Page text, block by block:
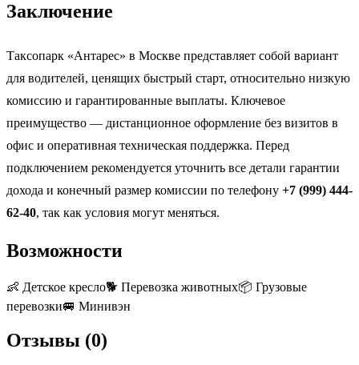
Заключение
Таксопарк «Антарес» в Москве представляет собой вариант
для водителей, ценящих быстрый старт, относительно низкую
комиссию и гарантированные выплаты. Ключевое
преимущество — дистанционное оформление без визитов в
офис и оперативная техническая поддержка. Перед
подключением рекомендуется уточнить все детали гарантии
дохода и конечный размер комиссии по телефону +7 (999) 444-
62-40, так как условия могут меняться.
Возможности
👶 Детское кресло🐕 Перевозка животных📦 Грузовые
перевозки🚐 Минивэн
Отзывы (0)